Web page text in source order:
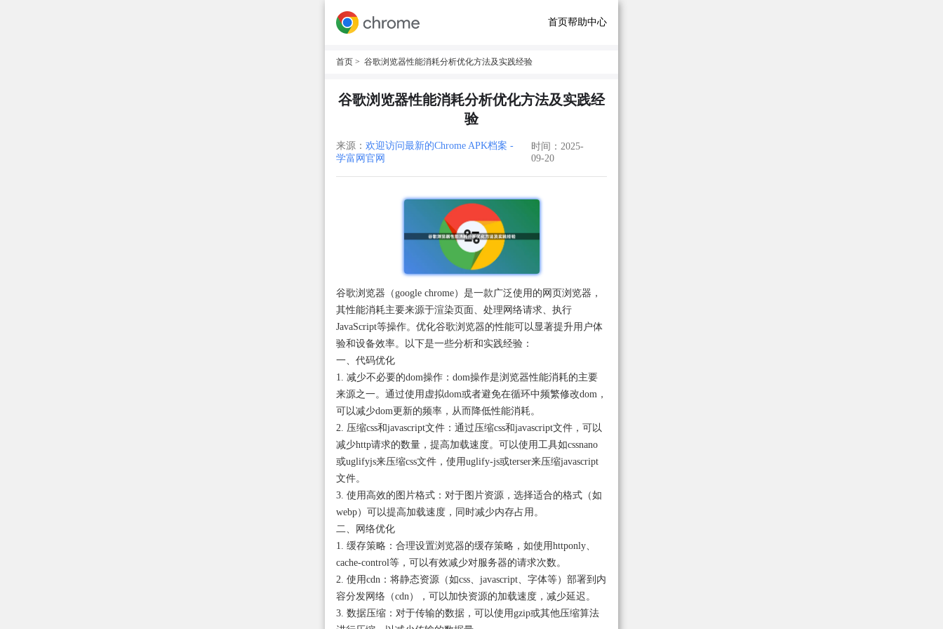
首页帮助中心
首页 > 谷歌浏览器性能消耗分析优化方法及实践经验
谷歌浏览器性能消耗分析优化方法及实践经
验
来源： 欢迎访问最新的Chrome APK档案 -
学富网官网
时间：2025-
09-20
谷歌浏览器（google chrome）是一款广泛使用的网页浏览器，
其性能消耗主要来源于渲染页面、处理网络请求、执行
JavaScript等操作。优化谷歌浏览器的性能可以显著提升用户体
验和设备效率。以下是一些分析和实践经验：
一、代码优化
1. 减少不必要的dom操作：dom操作是浏览器性能消耗的主要
来源之一。通过使用虚拟dom或者避免在循环中频繁修改dom，
可以减少dom更新的频率，从而降低性能消耗。
2. 压缩css和javascript文件：通过压缩css和javascript文件，可以
减少http请求的数量，提高加载速度。可以使用工具如cssnano
或uglifyjs来压缩css文件，使用uglify-js或terser来压缩javascript
文件。
3. 使用高效的图片格式：对于图片资源，选择适合的格式（如
webp）可以提高加载速度，同时减少内存占用。
二、网络优化
1. 缓存策略：合理设置浏览器的缓存策略，如使用httponly、
cache-control等，可以有效减少对服务器的请求次数。
2. 使用cdn：将静态资源（如css、javascript、字体等）部署到内
容分发网络（cdn），可以加快资源的加载速度，减少延迟。
3. 数据压缩：对于传输的数据，可以使用gzip或其他压缩算法